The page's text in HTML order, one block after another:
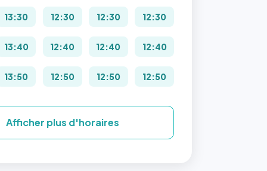
13:30
13:40
13:50
12:30
12:40
12:50
12:30
12:40
12:50
12:30
12:40
12:50
Afficher plus d'horaires